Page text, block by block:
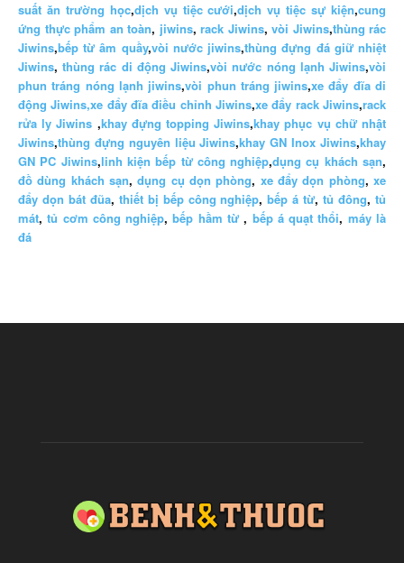
suất ăn trường học,dịch vụ tiệc cưới,dịch vụ tiệc sự kiện,cung
ứng thực phẩm an toàn, jiwins, rack Jiwins, vòi Jiwins,thùng rác
Jiwins,bếp từ âm quầy,vòi nước jiwins,thùng đựng đá giữ nhiệt
Jiwins,thùng rác di động Jiwins,vòi nước nóng lạnh Jiwins,vòi
phun tráng nóng lạnh jiwins,vòi phun tráng jiwins,xe đẩy đĩa di
động Jiwins,xe đẩy đĩa điều chỉnh Jiwins,xe đẩy rack Jiwins,rack
rửa ly Jiwins ,khay đựng topping Jiwins,khay phục vụ chữ nhật
Jiwins,thùng đựng nguyên liệu Jiwins,khay GN Inox Jiwins,khay
GN PC Jiwins,linh kiện bếp từ công nghiệp,dụng cụ khách sạn,
đồ dùng khách sạn,dụng cụ dọn phòng, xe đẩy dọn phòng,xe
đẩy dọn bát đũa, thiết bị bếp công nghiệp,bếp á từ,tủ đông,tủ
mát,tủ cơm công nghiệp,bếp hầm từ , bếp á quạt thổi, máy là
đá